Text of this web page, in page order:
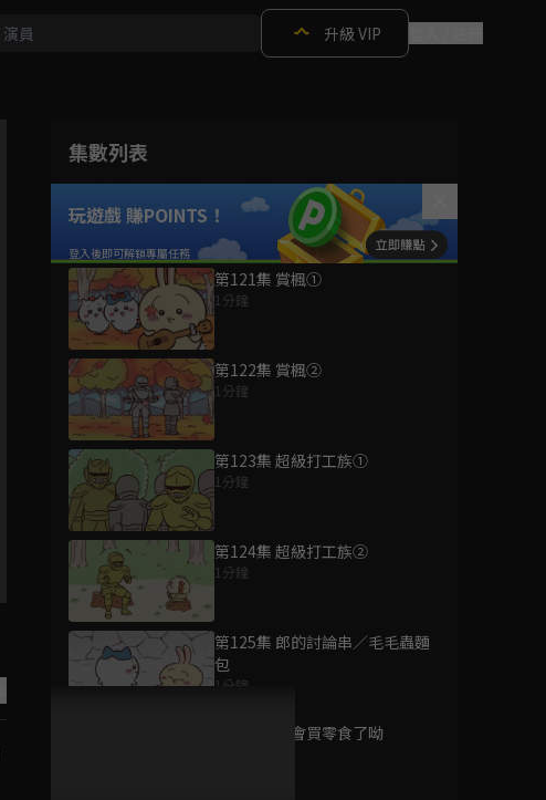
升級 VIP
集數列表
玩遊戲 賺POINTS！
第121集 賞楓①
1分鐘
第122集 賞楓②
1分鐘
第123集 超級打工族①
1分鐘
第124集 超級打工族②
1分鐘
第125集 郎的討論串／毛毛蟲麵
包
1分鐘
第126集 學會買零食了呦
為您推薦
小芝麻 第4季 #97-
120